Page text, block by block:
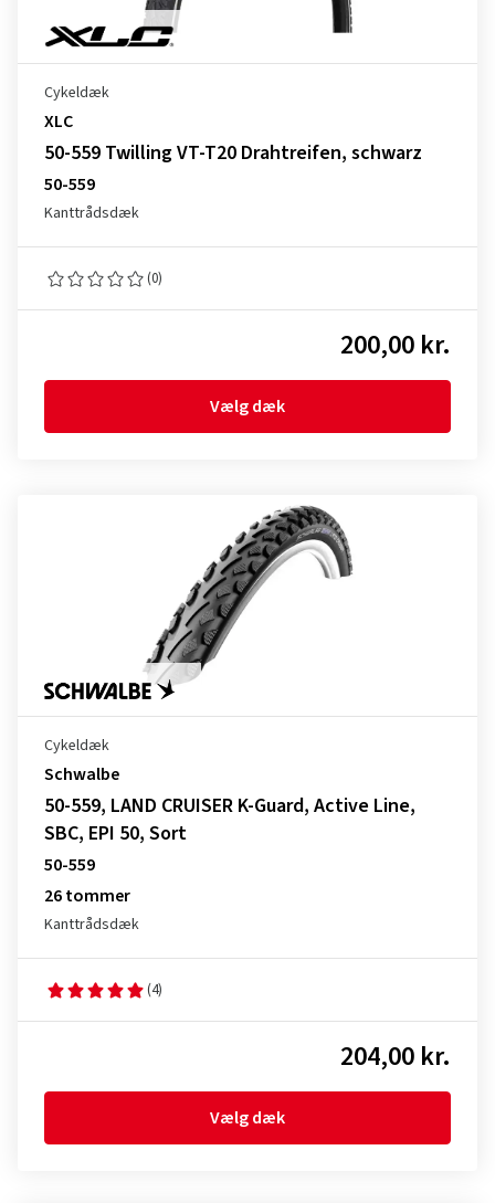
Cykeldæk
XLC
50-559 Twilling VT-T20 Drahtreifen, schwarz
50-559
Kanttrådsdæk
(0)
200,00 kr.
Vælg dæk
Cykeldæk
Schwalbe
50-559, LAND CRUISER K-Guard, Active Line,
SBC, EPI 50, Sort
50-559
26 tommer
Kanttrådsdæk
(4)
204,00 kr.
Vælg dæk